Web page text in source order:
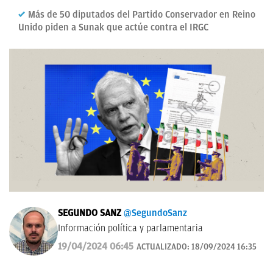
Más de 50 diputados del Partido Conservador en Reino
Unido piden a Sunak que actúe contra el IRGC
SEGUNDO SANZ @SegundoSanz
Información política y parlamentaria
19/04/2024 06:45 ACTUALIZADO: 18/09/2024 16:35